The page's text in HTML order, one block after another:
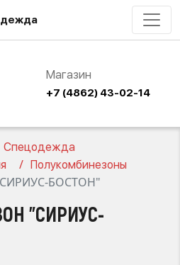
Магазин
+7 (4862) 43-02-14
Спецодежда
Полукомбинезоны
БОСТОН"
"СИРИУС-